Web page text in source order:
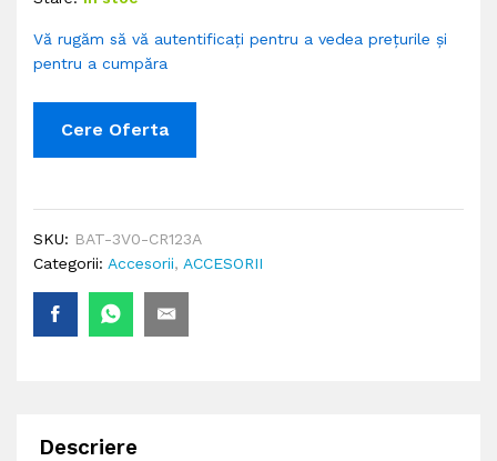
Vă rugăm să vă autentificați pentru a vedea prețurile și
pentru a cumpăra
Cere Oferta
SKU: BAT-3V0-CR123A
Categorii: Accesorii, ACCESORII
Descriere